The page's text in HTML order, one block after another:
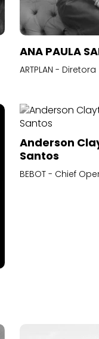
ANA PAULA
ARTPLAN -
Anderson
Santos
BEBOT - Chief